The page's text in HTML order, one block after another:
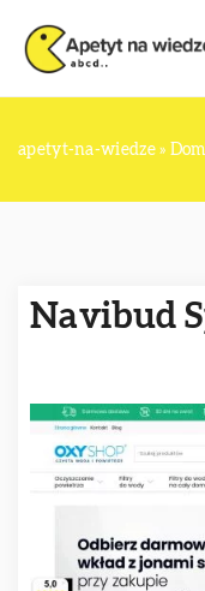
apetyt-na-wiedze»
Navibud